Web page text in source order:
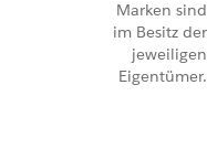
Marken sind
im Besitz der
jeweiligen
Eigentümer.